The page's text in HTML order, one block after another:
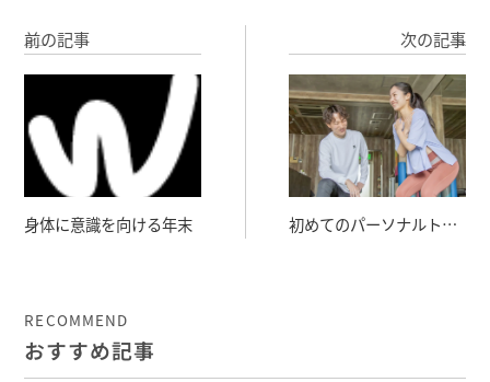
前の記事
身体に意識を向ける年末
次の記事
初めてのパーソナルトレ
RECOMMEND
おすすめ記事